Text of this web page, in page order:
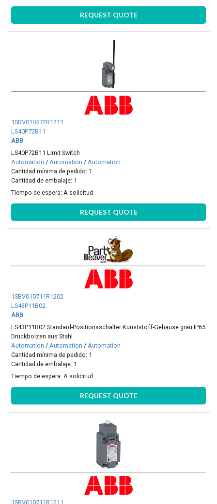
REQUEST QUOTE
1SBV010572R1211
LS40P72B11
ABB
LS40P72B11 Limit Switch
Automation /Automation /Automation
Cantidad mínima de pedido: 1
Cantidad de embalaje: 1
Tiempo de espera:A solicitud
REQUEST QUOTE
1SBV010711R1202
LS43P11B02
ABB
LS43P11B02 Standard-Positionsschalter Kunststoff-Gehäuse grau IP65
Druckbolzen aus Stahl
Automation /Automation /Automation
Cantidad mínima de pedido: 1
Cantidad de embalaje: 1
Tiempo de espera:A solicitud
REQUEST QUOTE
1SBV010711R1211